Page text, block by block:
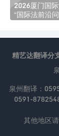
2026厦门国
“国际法前沿
精艺达翻译分
泉州翻译：
0591-
其他地区